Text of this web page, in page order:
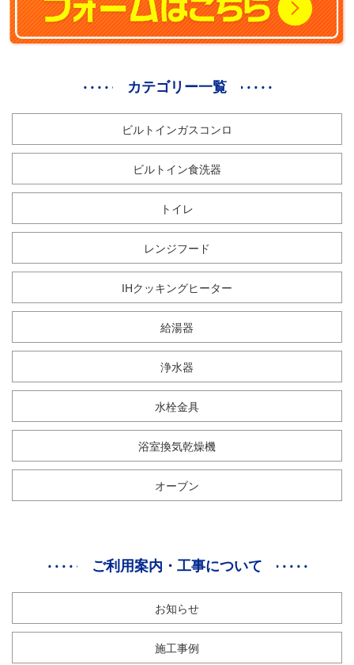
カテゴリー一覧
ビルトインガスコンロ
ビルトイン食洗器
トイレ
レンジフード
IHクッキングヒーター
給湯器
浄水器
水栓金具
浴室換気乾燥機
オーブン
ご利用案内・工事について
お知らせ
施工事例